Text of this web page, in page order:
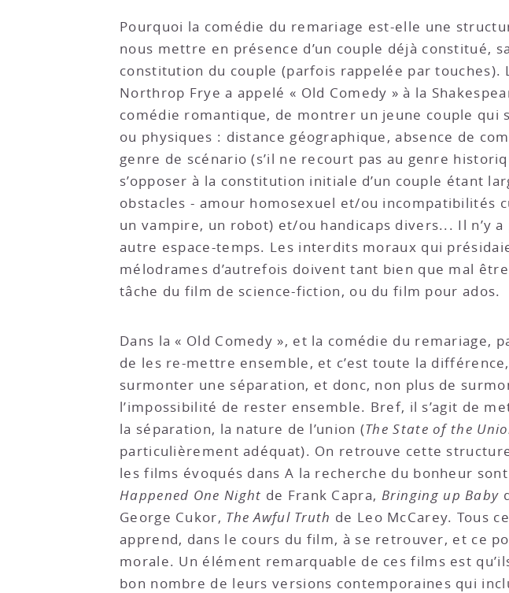
Pourquoi la comédie du remariage est-elle une
nous mettre en présence d’un couple déjà constitué,
constitution du couple (parfois rappelée par touches).
Northrop Frye a appelé « Old Comedy » à la
comédie romantique, de montrer un jeune couple
ou physiques : distance géographique, absence de
genre de scénario (s’il ne recourt pas au genre
s’opposer à la constitution initiale d’un couple étant
obstacles - amour homosexuel et/ou incompatibilités
un vampire, un robot) et/ou handicaps divers... Il n’y
autre espace-temps. Les interdits moraux qui
mélodrames d’autrefois doivent tant bien que mal
tâche du film de science-fiction, ou du film pour ados.
Dans la « Old Comedy », et la comédie du remariage,
de les re-mettre ensemble, et c’est toute la
surmonter une séparation, et donc, non plus de
l’impossibilité de rester ensemble. Bref, il s’agit de
la séparation, la nature de l’union (The State of the
particulièrement adéquat). On retrouve cette
les films évoqués dans A la recherche du bonheur
Happened One Night de Frank Capra, Bringing up Baby
George Cukor, The Awful Truth de Leo McCarey. Tous
apprend, dans le cours du film, à se retrouver, et ce
morale. Un élément remarquable de ces films est
bon nombre de leurs versions contemporaines qui